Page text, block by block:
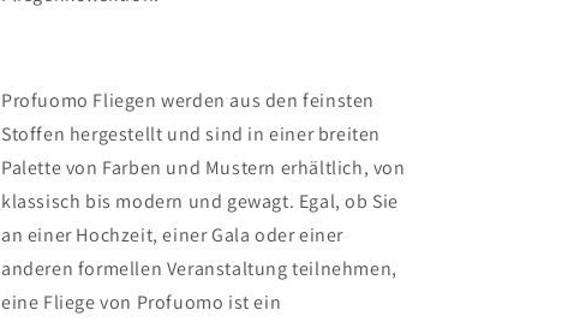
Profuomo Fliegen werden aus den feinsten
Stoffen hergestellt und sind in einer breiten
Palette von Farben und Mustern erhältlich, von
klassisch bis modern und gewagt. Egal, ob Sie
an einer Hochzeit, einer Gala oder einer
anderen formellen Veranstaltung teilnehmen,
eine Fliege von Profuomo ist ein